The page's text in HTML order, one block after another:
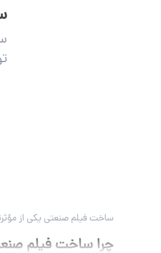
ساخت فیلم صنعتی یکی از
چرا ساخت فیلم